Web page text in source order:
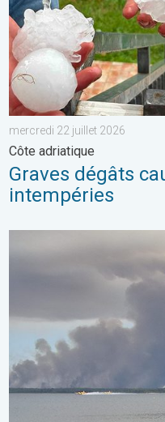
mercredi 22 juillet 2026
Côte adriatique
Graves dégâts
intempéries
Les feux de forêt sont